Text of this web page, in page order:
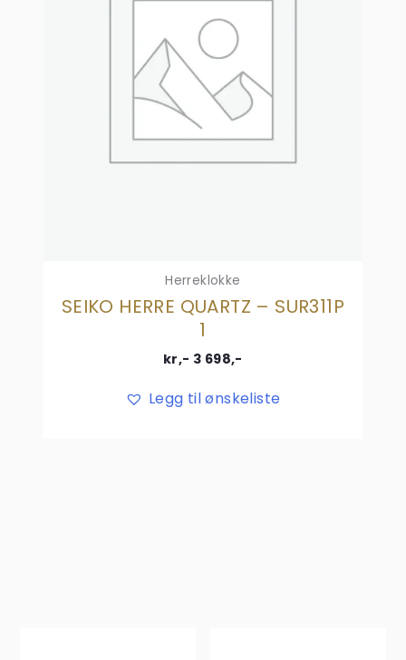
Herreklokke
SEIKO HERRE QUARTZ – SUR311P
1
kr,- 3 698,-
Legg til ønskeliste